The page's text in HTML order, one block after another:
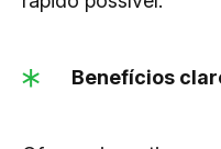
Benefícios